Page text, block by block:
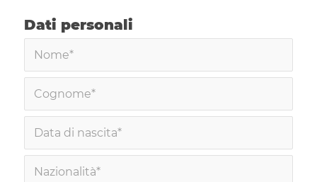
Dati personali